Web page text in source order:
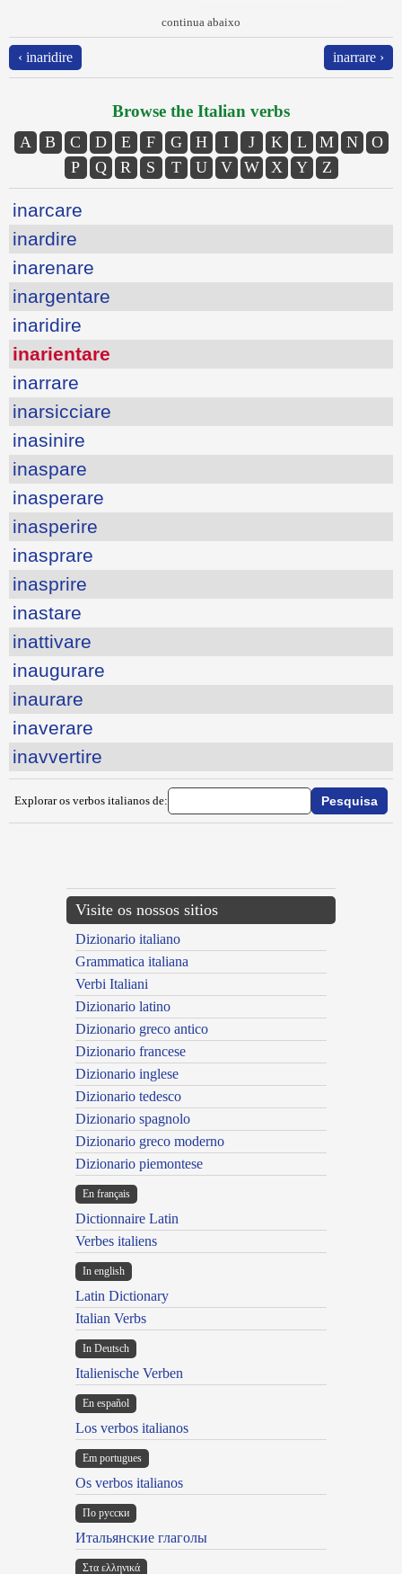
continua abaixo
‹ inaridire inarrare ›
Browse the Italian verbs
A B C D E F G H I J K L M N
O
P
Q R S T U V W X Y Z
inarcare
inardire
inarenare
inargentare
inaridire
inarientare
inarrare
inarsicciare
inasinire
inaspare
inasperare
inasperire
inasprare
inasprire
inastare
inattivare
inaugurare
inaurare
inaverare
inavvertire
Explorar os verbos italianos de:
Visite os nossos sitios
Dizionario italiano
Grammatica italiana
Verbi Italiani
Dizionario latino
Dizionario greco antico
Dizionario francese
Dizionario inglese
Dizionario tedesco
Dizionario spagnolo
Dizionario greco moderno
Dizionario piemontese
En français
Dictionnaire Latin
Verbes italiens
In english
Latin Dictionary
Italian Verbs
In Deutsch
Italienische Verben
En español
Los verbos italianos
Em portugues
Os verbos italianos
По русски
Итальянские глаголы
Στα ελληνικά